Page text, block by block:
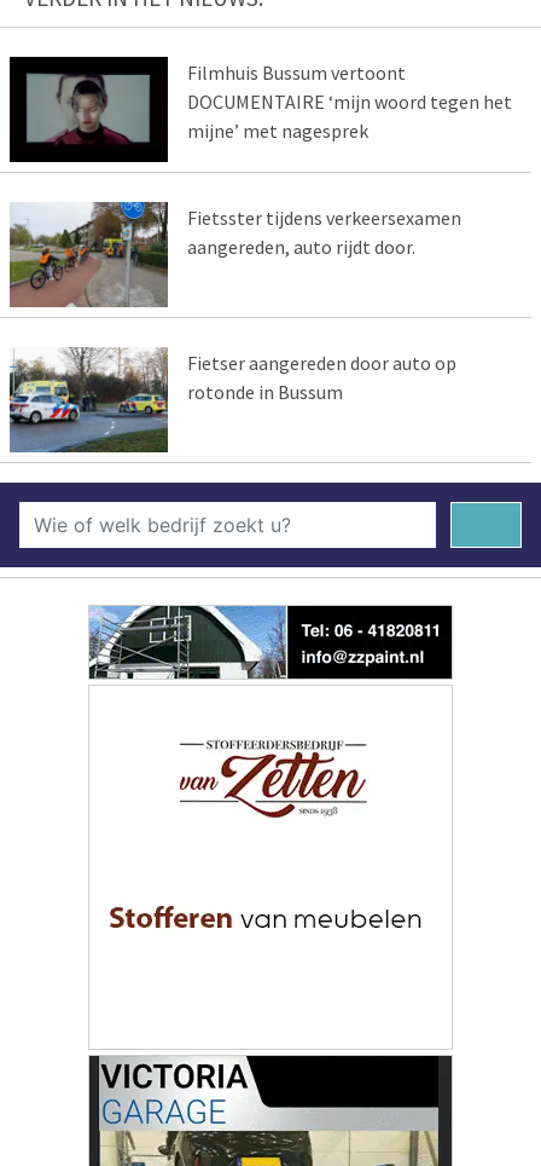
Filmhuis Bussum vertoont
DOCUMENTAIRE ‘mijn woord tegen het
mijne’ met nagesprek
Fietsster tijdens verkeersexamen
aangereden, auto rijdt door.
Fietser aangereden door auto op
rotonde in Bussum